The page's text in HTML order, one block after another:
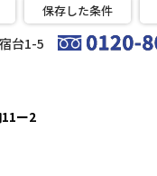
台1-5
保存した条件
ー2